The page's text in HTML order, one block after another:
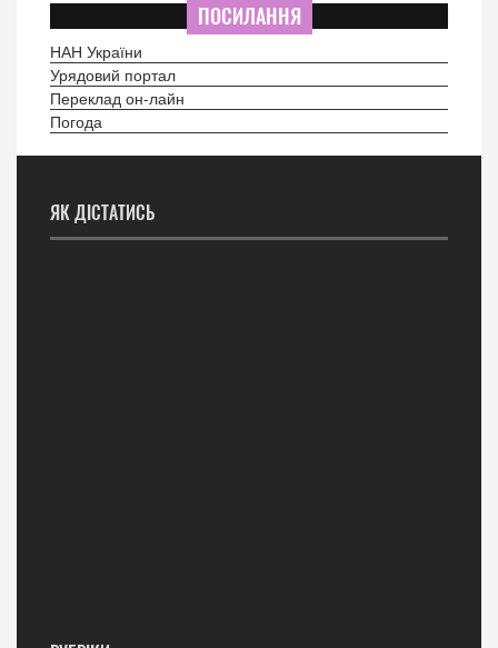
ПОСИЛАННЯ
НАН України
Урядовий портал
Переклад он-лайн
Погода
ЯК ДІСТАТИСЬ